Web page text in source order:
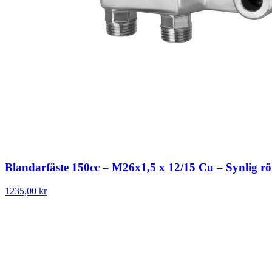
Blandarfäste 150cc – M26x1,5 x 12/15 Cu – Synlig
1235,00 kr